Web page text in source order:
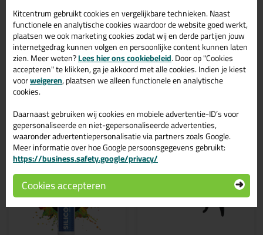
morgen in huis.
Wil je meer weten over de toepassing en kenmerken van dit
product?Lees alles over dit product >
Gerelateerde producten
Kitcentrum gebruikt cookies en vergelijkbare technieken. Naast
functionele en analytische cookies waardoor de website goed werkt,
plaatsen we ook marketing cookies zodat wij en derde partijen jouw
internetgedrag kunnen volgen en persoonlijke content kunnen laten
zien. Meer weten?Lees hier ons cookiebeleid. Door op "Cookies
accepteren" te klikken, ga je akkoord met alle cookies. Indien je kiest
voorweigeren, plaatsen we alleen functionele en analytische
cookies.
Daarnaast gebruiken wij cookies en mobiele advertentie-ID’s voor
gepersonaliseerde en niet-gepersonaliseerde advertenties,
waaronder advertentiepersonalisatie via partners zoals Google.
Meer informatie over hoe Google persoonsgegevens gebruikt:
https://business.safety.google/privacy/
Cookies accepteren